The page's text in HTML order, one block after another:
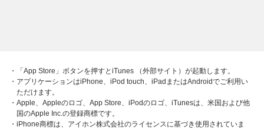
・「App Store」ボタンを押すとiTunes （外部サイト）が起動します。
・アプリケーションはiPhone、iPod touch、iPadまたはAndroidでご利用い
ただけます。
・Apple、Appleのロゴ、App Store、iPodのロゴ、iTunesは、米国および他
国のApple Inc.の登録商標です。
・iPhone商標は、アイホン株式会社のライセンスに基づき使用されていま